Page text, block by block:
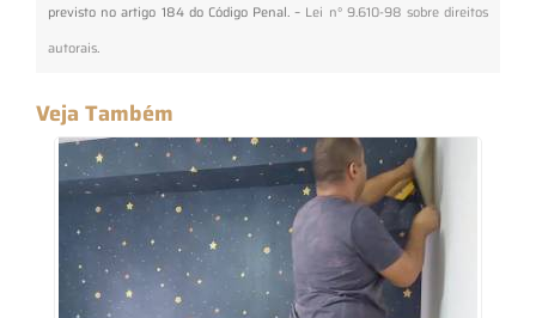
previsto no artigo 184 do Código Penal. – Lei n° 9.610-98 sobre direitos
autorais.
Veja Também